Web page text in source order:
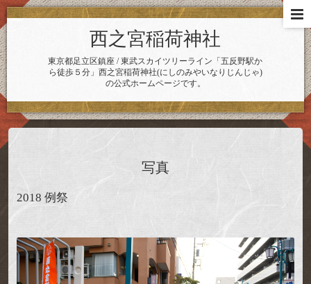
西之宮稲荷神社
東京都足立区鎮座 / 東武スカイツリーライン「五反野駅か
ら徒歩５分」西之宮稲荷神社(にしのみやいなりじんじゃ)
の公式ホームページです。
写真
2018 例祭